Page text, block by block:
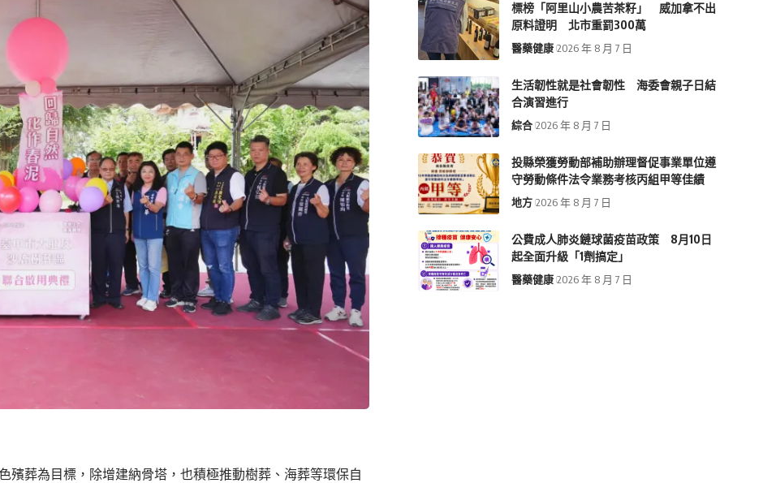
殯葬為目標，除增建納骨塔，也積極推動樹葬、海葬等環保自
標榜「阿里山小農苦茶籽」 威加拿不出
原料證明 北市重罰300萬
醫藥健康 2026 年 8 月 7 日
生活韌性就是社會韌性 海委會親子日結
合演習進行
綜合 2026 年 8 月 7 日
投縣榮獲勞動部補助辦理督促事業單位遵
守勞動條件法令業務考核丙組甲等佳績
地方 2026 年 8 月 7 日
公費成人肺炎鏈球菌疫苗政策 8月10日
起全面升級「1劑搞定」
醫藥健康 2026 年 8 月 7 日